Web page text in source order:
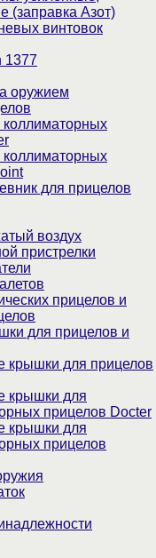
(заправка Азот)
винтовок
1377
оружием
коллиматорных
коллиматорных
для прицелов
воздух
пристрелки
прицелов и
для прицелов и
крышки для прицелов
крышки для
прицелов Docter
крышки для
прицелов